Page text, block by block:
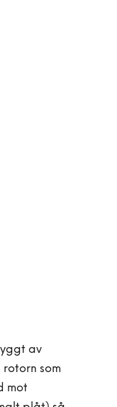
av
som
mot